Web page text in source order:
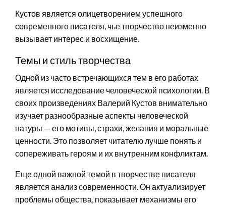
Кустов является олицетворением успешного
современного писателя, чье творчество неизменно
вызывает интерес и восхищение.
Темы и стиль творчества
Одной из часто встречающихся тем в его работах
является исследование человеческой психологии. В
своих произведениях Валерий Кустов внимательно
изучает разнообразные аспекты человеческой
натуры — его мотивы, страхи, желания и моральные
ценности. Это позволяет читателю лучше понять и
сопереживать героям и их внутренним конфликтам.
Еще одной важной темой в творчестве писателя
является анализ современности. Он актуализирует
проблемы общества, показывает механизмы его